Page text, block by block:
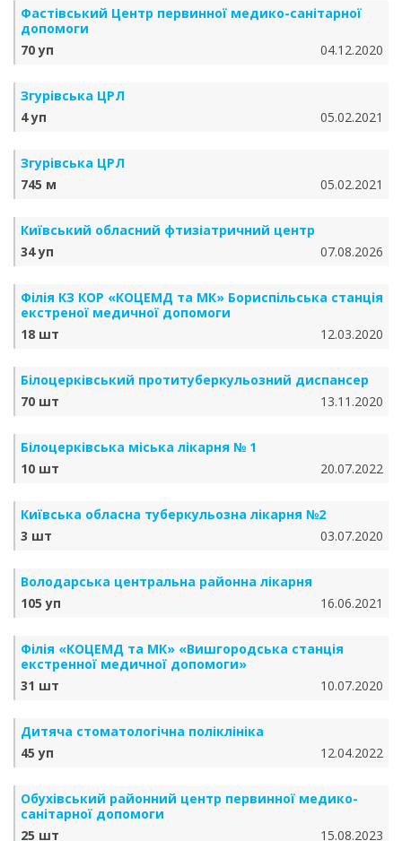
Фастівський Центр первинної медико-санітарної
допомоги
70 уп
04.12.2020
Згурівська ЦРЛ
4 уп
05.02.2021
Згурівська ЦРЛ
745 м
05.02.2021
Київський обласний фтизіатричний центр
34 уп
07.08.2026
Філія КЗ КОР «КОЦЕМД та МК» Бориспільська станція
екстреної медичної допомоги
18 шт
12.03.2020
Білоцерківський протитуберкульозний диспансер
70 шт
13.11.2020
Білоцерківська міська лікарня № 1
10 шт
20.07.2022
Київська обласна туберкульозна лікарня №2
3 шт
03.07.2020
Володарська центральна районна лікарня
105 уп
16.06.2021
Філія «КОЦЕМД та МК» «Вишгородська станція
екстренної медичної допомоги»
31 шт
10.07.2020
Дитяча стоматологічна поліклініка
45 уп
12.04.2022
Обухівський районний центр первинної медико-
санітарної допомоги
25 шт
15.08.2023